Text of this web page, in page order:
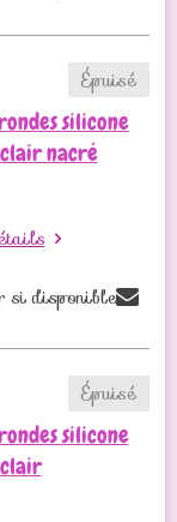
Épuisé
silicone
nacré
disponible
Épuisé
silicone